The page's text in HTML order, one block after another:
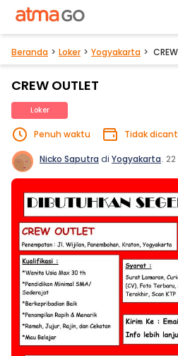
Beranda Loker Yogyakarta
CREW OUTLET
Loker
Penuh waktu Tidak
Nicko Saputra di Yogyakarta. 22